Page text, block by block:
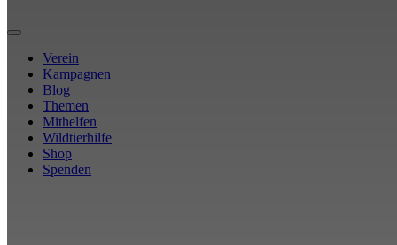
Verein
Kampagnen
Blog
Themen
Mithelfen
Wildtierhilfe
Shop
Spenden